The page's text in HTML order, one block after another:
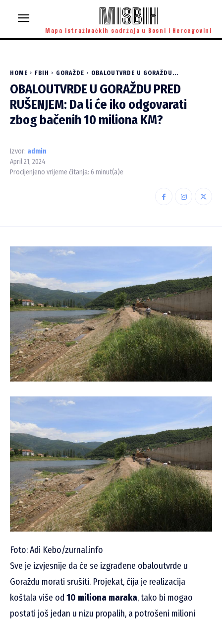
MISBIH
Mapa istraživačkih sadržaja u Bosni i Hercegovini
HOME FBIH GORAŽDE OBALOUTVRDE U GORAŽDU...
OBALOUTVRDE U GORAŽDU PRED
RUŠENJEM: Da li će iko odgovarati
zbog bačenih 10 miliona KM?
Izvor: admin
April 21, 2024
Procijenjeno vrijeme čitanja: 6 minut(a)e
Foto: Adi Kebo/zurnal.info
Sve je izvjesnije da će se izgrađene obaloutvrde u
Goraždu morati srušiti. Projekat, čija je realizacija
koštala više od 10 miliona maraka, tako bi mogao
postati još jedan u nizu propalih, a potrošeni milioni